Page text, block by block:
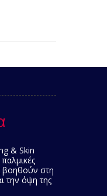
& Skin
βοηθούν στη
την όψη της